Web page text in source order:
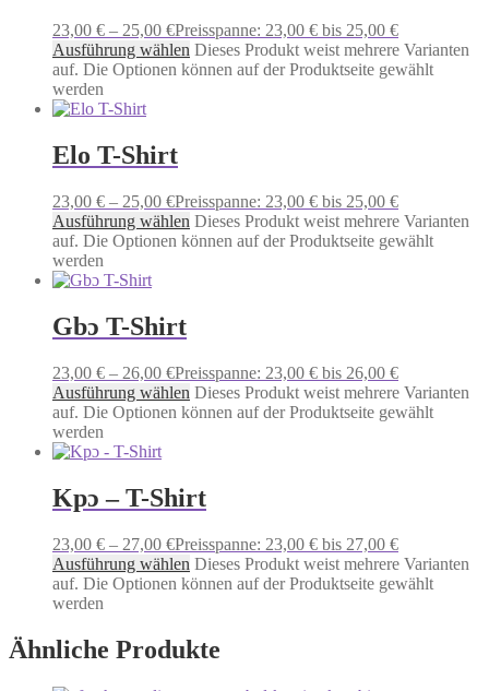
23,00 € – 25,00 €Preisspanne: 23,00 € bis 25,00 €
Ausführung wählen Dieses Produkt weist mehrere Varianten
auf. Die Optionen können auf der Produktseite gewählt
werden
Elo T-Shirt
23,00 € – 25,00 €Preisspanne: 23,00 € bis 25,00 €
Ausführung wählen Dieses Produkt weist mehrere Varianten
auf. Die Optionen können auf der Produktseite gewählt
werden
Gbɔ T-Shirt
23,00 € – 26,00 €Preisspanne: 23,00 € bis 26,00 €
Ausführung wählen Dieses Produkt weist mehrere Varianten
auf. Die Optionen können auf der Produktseite gewählt
werden
Kpɔ – T-Shirt
23,00 € – 27,00 €Preisspanne: 23,00 € bis 27,00 €
Ausführung wählen Dieses Produkt weist mehrere Varianten
auf. Die Optionen können auf der Produktseite gewählt
werden
Ähnliche Produkte